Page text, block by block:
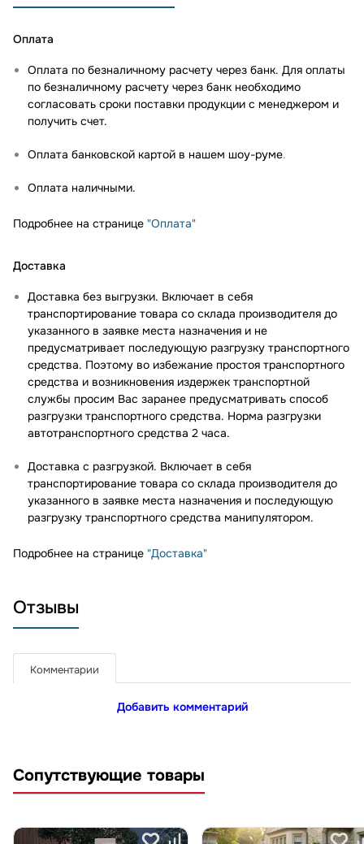
Оплата
Оплата по безналичному расчету через банк. Для оплаты
по безналичному расчету через банк необходимо
согласовать сроки поставки продукции с менеджером и
получить счет.
Оплата банковской картой в нашем шоу-руме.
Оплата наличными.
Подробнее на странице "Оплата"
Доставка
Доставка без выгрузки. Включает в себя
транспортирование товара со склада производителя до
указанного в заявке места назначения и не
предусматривает последующую разгрузку транспортного
средства. Поэтому во избежание простоя транспортного
средства и возникновения издержек транспортной
службы просим Вас заранее предусматривать способ
разгрузки транспортного средства. Норма разгрузки
автотранспортного средства 2 часа.
Доставка с разгрузкой. Включает в себя
транспортирование товара со склада производителя до
указанного в заявке места назначения и последующую
разгрузку транспортного средства манипулятором.
Подробнее на странице "Доставка"
Отзывы
Комментарии
Добавить комментарий
Сопутствующие товары